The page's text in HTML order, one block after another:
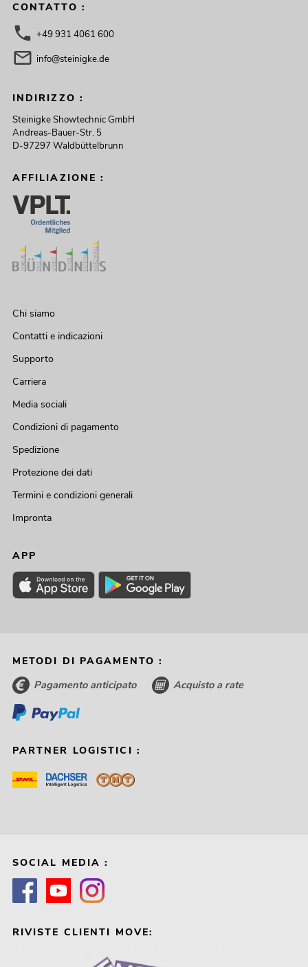
CONTATTO :
+49 931 4061 600
info@steinigke.de
INDIRIZZO :
Steinigke Showtechnic GmbH
Andreas-Bauer-Str. 5
D-97297 Waldbüttelbrunn
AFFILIAZIONE :
Chi siamo
Contatti e indicazioni
Supporto
Carriera
Media sociali
Condizioni di pagamento
Spedizione
Protezione dei dati
Termini e condizioni generali
Impronta
APP
METODI DI PAGAMENTO :
Pagamento anticipato Acquisto a rate
PARTNER LOGISTICI :
SOCIAL MEDIA :
RIVISTE CLIENTI MOVE: